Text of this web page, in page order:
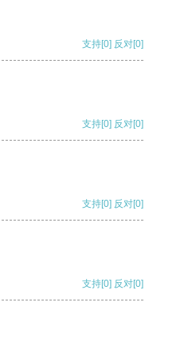
支持[0] 反对[0]
支持[0] 反对[0]
支持[0] 反对[0]
支持[0] 反对[0]